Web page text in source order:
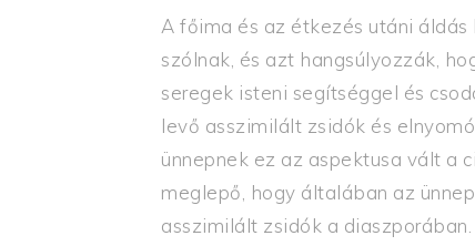
A főima és az étkezés utáni
szólnak, és azt hangsúlyozzák,
seregek isteni segítséggel és
levő asszimilált zsidók és
ünnepnek ez az aspektusa vált a
meglepő, hogy általában az
asszimilált zsidók a